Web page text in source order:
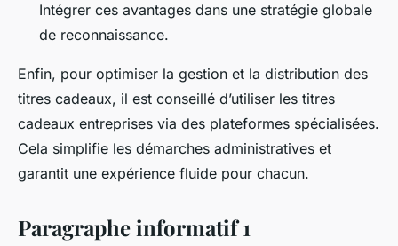
Intégrer ces avantages dans une stratégie globale
de reconnaissance.
Enfin, pour optimiser la gestion et la distribution des
titres cadeaux, il est conseillé d’utiliser les titres
cadeaux entreprises via des plateformes spécialisées.
Cela simplifie les démarches administratives et
garantit une expérience fluide pour chacun.
Paragraphe informatif 1